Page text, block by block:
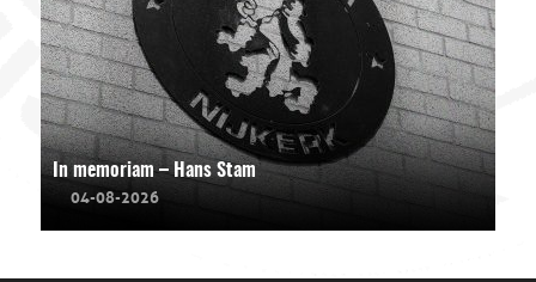
In memoriam – Hans Stam
04-08-2026